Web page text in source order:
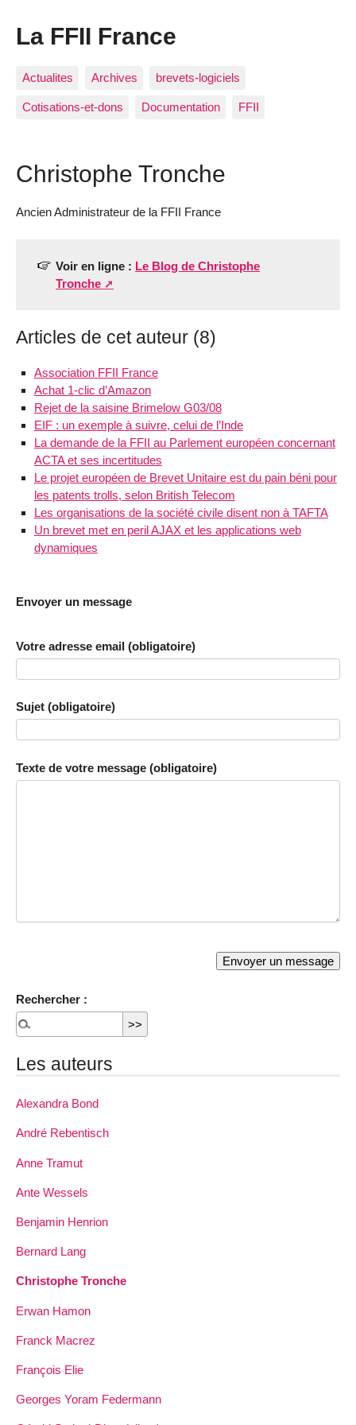
La FFII France
Actualites Archives brevets-logiciels
Cotisations-et-dons Documentation FFII
Christophe Tronche
Ancien Administrateur de la FFII France
Voir en ligne : Le Blog de Christophe
Tronche
Articles de cet auteur (8)
Association FFII France
Achat 1-clic d’Amazon
Rejet de la saisine Brimelow G03/08
EIF : un exemple à suivre, celui de l’Inde
La demande de la FFII au Parlement européen concernant
ACTA et ses incertitudes
Le projet européen de Brevet Unitaire est du pain béni pour
les patents trolls, selon British Telecom
Les organisations de la société civile disent non à TAFTA
Un brevet met en peril AJAX et les applications web
dynamiques
Envoyer un message
Votre adresse email (obligatoire)
Sujet (obligatoire)
Texte de votre message (obligatoire)
Rechercher :
Les auteurs
Alexandra Bond
André Rebentisch
Anne Tramut
Ante Wessels
Benjamin Henrion
Bernard Lang
Christophe Tronche
Erwan Hamon
Franck Macrez
François Elie
Georges Yoram Federmann